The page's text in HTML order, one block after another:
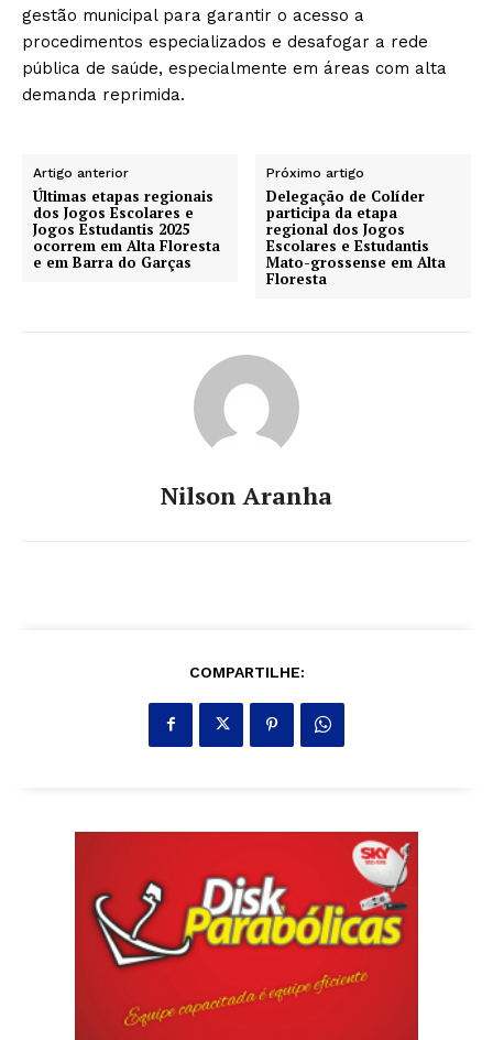
gestão municipal para garantir o acesso a
procedimentos especializados e desafogar a rede
pública de saúde, especialmente em áreas com alta
demanda reprimida.
Artigo anterior
Últimas etapas regionais
dos Jogos Escolares e
Jogos Estudantis 2025
ocorrem em Alta Floresta
e em Barra do Garças
Próximo artigo
Delegação de Colíder
participa da etapa
regional dos Jogos
Escolares e Estudantis
Mato-grossense em Alta
Floresta
Nilson Aranha
COMPARTILHE: